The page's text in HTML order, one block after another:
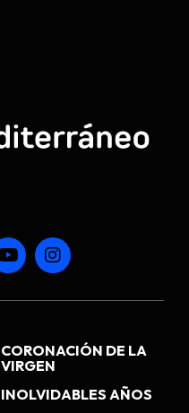
CORONACIÓN DE LA
VIRGEN
INOLVIDABLES AÑOS